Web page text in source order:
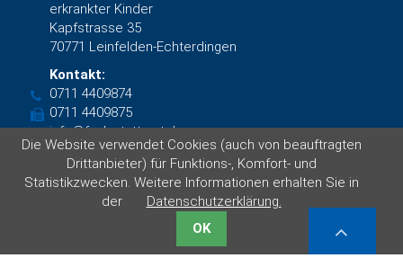
erkrankter Kinder
Kapfstrasse 35
70771 Leinfelden-Echterdingen
Kontakt:
0711 4409874
0711 4409875
info@funk-stuttgart.de
Facebook
© F.U.N.K. e.V. Stuttgart 2019 vonDAS KONZEPT GmbH|
Datenschutzerklärung
Die Website verwendet Cookies (auch von beauftragten
Drittanbieter) für Funktions-, Komfort- und
Statistikzwecken. Weitere Informationen erhalten Sie in
der
Datenschutzerklärung.
OK